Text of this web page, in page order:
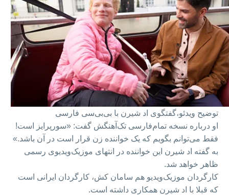
توضیح ویدئو،گفتگوی اد شیرن با بی‌بی‌سی فارسی
او درباره نسخه تمام‌فارسی تک‌آهنگش گفت: «سورپرایز است!
فقط می‌توانم بگویم که یک خواننده زن قرار است در آن باشد.»
به گفته اد شیرن این خواننده در انتهای موزیک‌ویدیوی رسمی
ظاهر خواهد شد.
کارگردان موزیک‌ویدیو هم سامان کش، کارگردان ایرانی است
که قبلا با اد شیرن همکاری داشته است.